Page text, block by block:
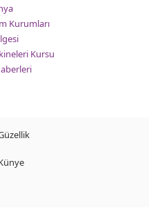
Kurumları
Kursu